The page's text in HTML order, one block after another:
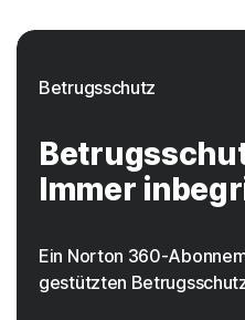
Betrugsschutz
Immer
Ein Norton 360-
gestützten